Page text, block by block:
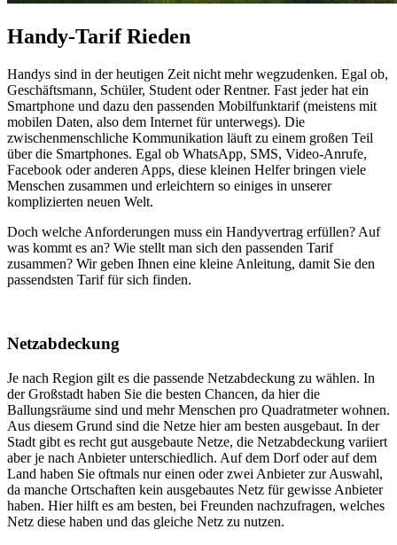
Handy-Tarif Rieden
Handys sind in der heutigen Zeit nicht mehr wegzudenken. Egal ob,
Geschäftsmann, Schüler, Student oder Rentner. Fast jeder hat ein
Smartphone und dazu den passenden Mobilfunktarif (meistens mit
mobilen Daten, also dem Internet für unterwegs). Die
zwischenmenschliche Kommunikation läuft zu einem großen Teil
über die Smartphones. Egal ob WhatsApp, SMS, Video-Anrufe,
Facebook oder anderen Apps, diese kleinen Helfer bringen viele
Menschen zusammen und erleichtern so einiges in unserer
komplizierten neuen Welt.
Doch welche Anforderungen muss ein Handyvertrag erfüllen? Auf
was kommt es an? Wie stellt man sich den passenden Tarif
zusammen? Wir geben Ihnen eine kleine Anleitung, damit Sie den
passendsten Tarif für sich finden.
Netzabdeckung
Je nach Region gilt es die passende Netzabdeckung zu wählen. In
der Großstadt haben Sie die besten Chancen, da hier die
Ballungsräume sind und mehr Menschen pro Quadratmeter wohnen.
Aus diesem Grund sind die Netze hier am besten ausgebaut. In der
Stadt gibt es recht gut ausgebaute Netze, die Netzabdeckung variiert
aber je nach Anbieter unterschiedlich. Auf dem Dorf oder auf dem
Land haben Sie oftmals nur einen oder zwei Anbieter zur Auswahl,
da manche Ortschaften kein ausgebautes Netz für gewisse Anbieter
haben. Hier hilft es am besten, bei Freunden nachzufragen, welches
Netz diese haben und das gleiche Netz zu nutzen.